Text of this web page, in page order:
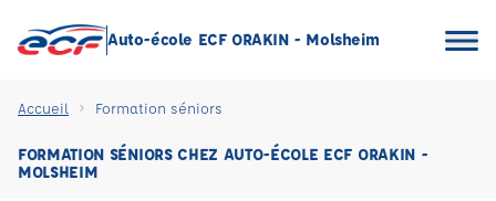
Auto-école ECF ORAKIN - Molsheim
Accueil Formation séniors
FORMATION SÉNIORS CHEZ AUTO-ÉCOLE ECF ORAKIN -
MOLSHEIM